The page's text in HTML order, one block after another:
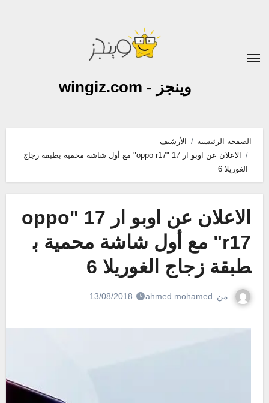
وينجز - wingiz.com
الصفحة الرئيسية
الأرشيف
الاعلان عن اوبو ار 17 "oppo r17" مع أول شاشة محمية بطبقة زجاج
الغوريلا 6
الاعلان عن اوبو ار 17 "oppo
r17" مع أول شاشة محمية ب
طبقة زجاج الغوريلا 6
من ahmed mohamed
13/08/2018